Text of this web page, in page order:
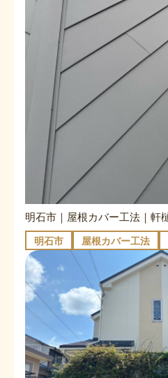
明石市 屋根カバー工法